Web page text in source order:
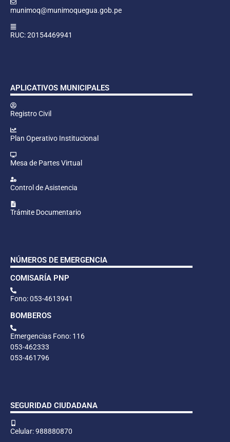
munimoq@munimoquegua.gob.pe
RUC: 20154469941
APLICATIVOS MUNICIPALES
Registro Civil
Plan Operativo Institucional
Mesa de Partes Virtual
Control de Asistencia
Trámite Documentario
NÚMEROS DE EMERGENCIA
COMISARÍA PNP
Fono: 053-4613941
BOMBEROS
Emergencias Fono: 116
053-462333
053-461796
SEGURIDAD CIUDADANA
Celular: 988880870